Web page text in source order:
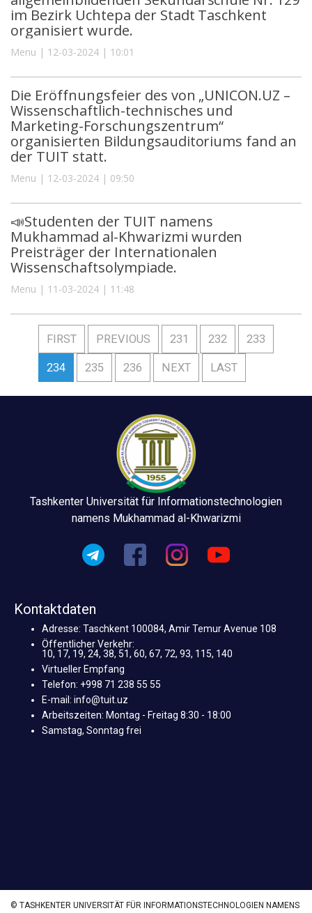
im Bezirk Uchtepa der Stadt Taschkent
organisiert wurde.
Menu | 12-03-2024 | 10:01
Die Eröffnungsfeier des von „UNICON.UZ –
Wissenschaftlich-technisches und
Marketing-Forschungszentrum“
organisierten Bildungsauditoriums fand an
der TUIT statt.
Menu | 12-03-2024 | 09:50
📣Studenten der TUIT namens
Mukhammad al-Khwarizmi wurden
Preisträger der Internationalen
Wissenschaftsolympiade.
Menu | 11-03-2024 | 11:48
FIRST PREVIOUS 231 232 233
234 235 236 NEXT LAST
Tashkenter Universität für Informationstechnologien
namens Mukhammad al-Khwarizmi
Kontaktdaten
Adresse: Taschkent 100084, Amir Temur Avenue 108
Öffentlicher Verkehr:
10, 17, 19, 24, 38, 51, 60, 67, 72, 93, 115, 140
Virtueller Empfang
Telefon: +998 71 238 55 55
E-mail: info@tuit.uz
Arbeitszeiten: Montag - Freitag 8:30 - 18:00
Samstag, Sonntag frei
© TASHKENTER UNIVERSITÄT FÜR INFORMATIONSTECHNOLOGIEN NAMENS